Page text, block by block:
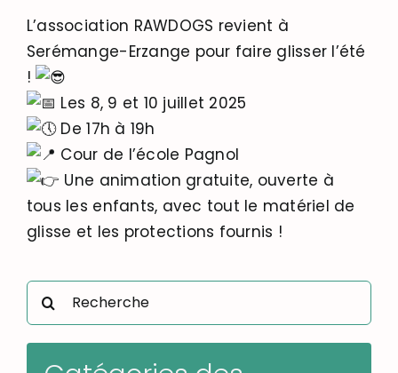
L’association RAWDOGS revient à
Serémange-Erzange pour faire glisser l’été
!
Les 8, 9 et 10 juillet 2025
De 17h à 19h
Cour de l’école Pagnol
Une animation gratuite, ouverte à
tous les enfants, avec tout le matériel de
glisse et les protections fournis !
Rechercher: